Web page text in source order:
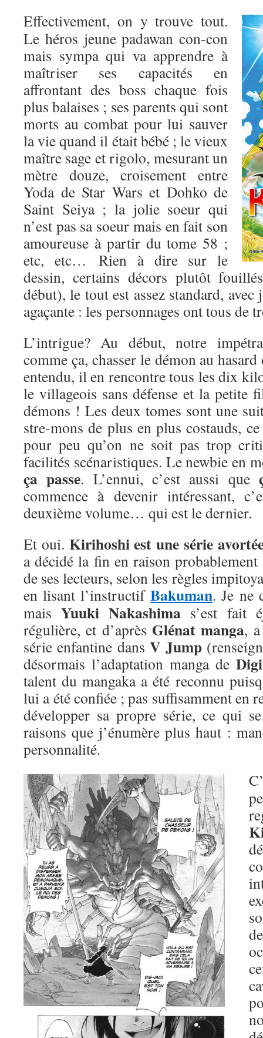
Effectivement, on y trouve tout.
Le héros jeune padawan con-con
mais sympa qui va apprendre à
maîtriser ses capacités en
affrontant des boss chaque fois
plus balaises ; ses parents qui sont
morts au combat pour lui sauver
la vie quand il était bébé ; le vieux
maître sage et rigolo, mesurant un
mètre douze, croisement entre
Yoda de Star Wars et Dohko de
Saint Seiya ; la jolie soeur qui
n’est pas sa soeur mais en fait son
amoureuse à partir du tome 58 ;
etc, etc… Rien à dire sur le
dessin, certains décors plutôt
début), le tout est assez standard,
agaçante : les personnages ont tous de
L’intrigue? Au début, notre
comme ça, chasser le démon au
entendu, il en rencontre tous les dix
le villageois sans défense et la petite
démons ! Les deux tomes sont une
stre-mons de plus en plus costauds,
pour peu qu’on ne soit pas trop
facilités scénaristiques. Le newbie en
ça passe. L’ennui, c’est aussi que
commence à devenir intéressant,
deuxième volume… qui est le dernier.
Et oui. Kirihoshi est une série
a décidé la fin en raison probablement
de ses lecteurs, selon les règles
en lisant l’instructifBakuman. Je ne
maisYuuki Nakashima s’est fait
régulière, et d’après Glénat manga,
série enfantine dansV Jump
désormais l’adaptation manga de
talent du mangaka a été reconnu
lui a été confiée ; pas suffisamment en
développer sa propre série, ce qui
raisons que j’énumère plus haut :
personnalité.